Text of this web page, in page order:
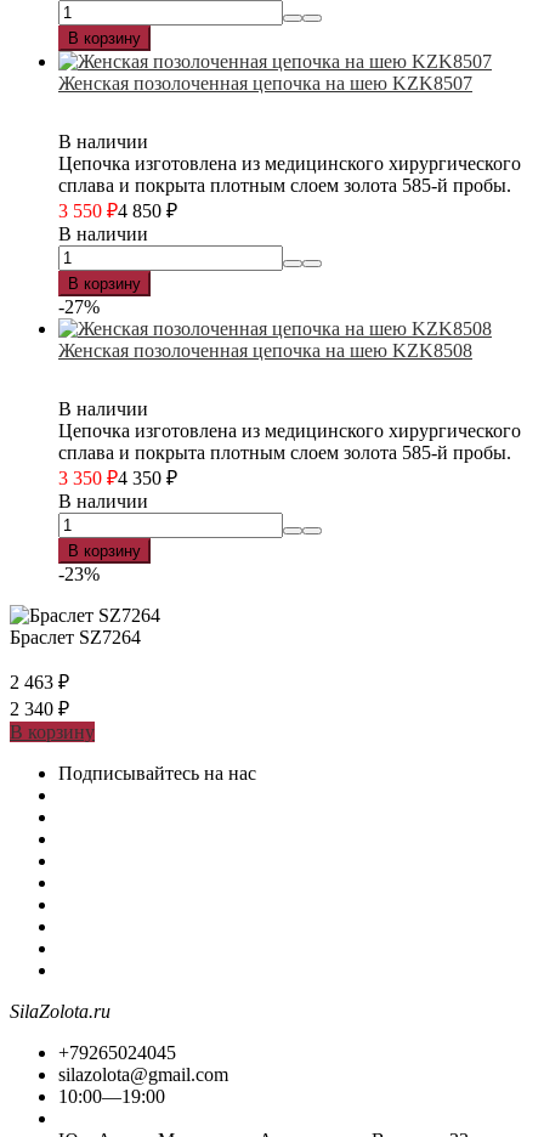
В корзину
Женская позолоченная цепочка на шею KZK8507
В наличии
Цепочка изготовлена из медицинского хирургического
сплава и покрыта плотным слоем золота 585-й пробы.
3 550 ₽4 850 ₽
В наличии
В корзину
-27%
Женская позолоченная цепочка на шею KZK8508
В наличии
Цепочка изготовлена из медицинского хирургического
сплава и покрыта плотным слоем золота 585-й пробы.
3 350 ₽4 350 ₽
В наличии
В корзину
-23%
Браслет SZ7264
2 463 ₽
2 340 ₽
В корзину
Подписывайтесь на нас
SilaZolota.ru
+79265024045
silazolota@gmail.com
10:00—19:00